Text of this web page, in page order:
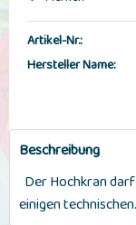
Artikel-Nr.:
Hersteller Name:
Beschreibung
Der Hochkran
einigen